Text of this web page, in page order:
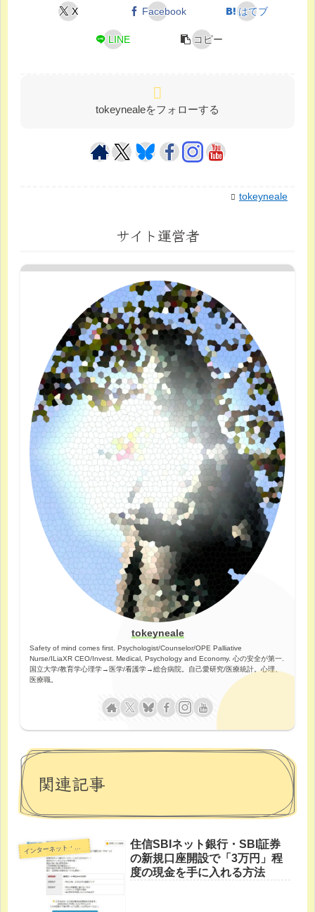
X Facebook はてブ
LINE コピー
tokeynealeをフォローする
tokeyneale
サイト運営者
tokeyneale
Safety of mind comes first. Psychologist/Counselor/OPE Palliative
Nurse/ILiaXR CEO/Invest. Medical, Psychology and Economy. 心の安全が第一.
国立大学/教育学心理学→医学/看護学→総合病院。自己愛研究/医療統計。心理、
医療職。
関連記事
イ
住信SBIネット銀行・SBI証券
の新規口座開設で「3万円」程
度の現金を手に入れる方法